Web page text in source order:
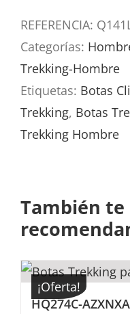
cantidad
REFERENCIA:
Categorías:
Trekking-Hombre
Etiquetas: Botas
Trekking, Botas
Trekking Hombre
También te
¡Oferta!
HQ274C-